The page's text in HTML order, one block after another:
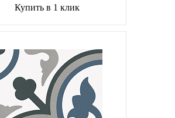
Купить в 1 клик